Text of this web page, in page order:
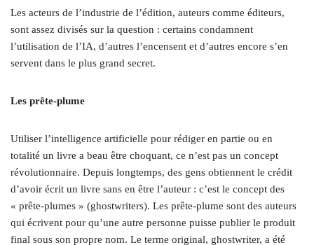
Les acteurs de l’industrie de l’édition, auteurs comme éditeurs,
sont assez divisés sur la question : certains condamnent
l’utilisation de l’IA, d’autres l’encensent et d’autres encore s’en
servent dans le plus grand secret.
Les prête-plume
Utiliser l’intelligence artificielle pour rédiger en partie ou en
totalité un livre a beau être choquant, ce n’est pas un concept
révolutionnaire. Depuis longtemps, des gens obtiennent le crédit
d’avoir écrit un livre sans en être l’auteur : c’est le concept des
« prête-plumes » (ghostwriters). Les prête-plume sont des auteurs
qui écrivent pour qu’une autre personne puisse publier le produit
final sous son propre nom. Le terme original, ghostwriter, a été